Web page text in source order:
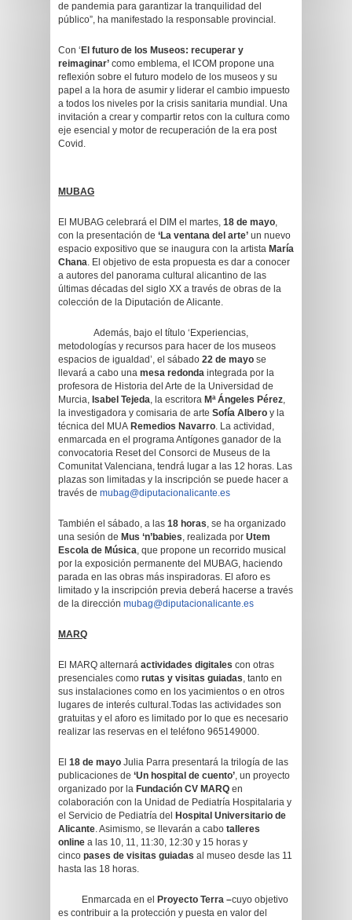
de pandemia para garantizar la tranquilidad del
público”, ha manifestado la responsable provincial.
Con ‘ El futuro de los Museos: recuperar y
reimaginar’ como emblema, el ICOM propone una
reflexión sobre el futuro modelo de los museos y su
papel a la hora de asumir y liderar el cambio impuesto
a todos los niveles por la crisis sanitaria mundial. Una
invitación a crear y compartir retos con la cultura como
eje esencial y motor de recuperación de la era post
Covid.
MUBAG
El MUBAG celebrará el DIM el martes, 18 de mayo,
con la presentación de ‘La ventana del arte’ un nuevo
espacio expositivo que se inaugura con la artista María
Chana. El objetivo de esta propuesta es dar a conocer
a autores del panorama cultural alicantino de las
últimas décadas del siglo XX a través de obras de la
colección de la Diputación de Alicante.
Además, bajo el título ‘Experiencias,
metodologías y recursos para hacer de los museos
espacios de igualdad’, el sábado 22 de mayo se
llevará a cabo una mesa redonda integrada por la
profesora de Historia del Arte de la Universidad de
Murcia, Isabel Tejeda, la escritora Mª Ángeles Pérez,
la investigadora y comisaria de arte Sofía Albero y la
técnica del MUA Remedios Navarro. La actividad,
enmarcada en el programa Antígones ganador de la
convocatoria Reset del Consorci de Museus de la
Comunitat Valenciana, tendrá lugar a las 12 horas. Las
plazas son limitadas y la inscripción se puede hacer a
través de mubag@diputacionalicante.es
También el sábado, a las 18 horas, se ha organizado
una sesión de Mus ‘n’babies, realizada por Utem
Escola de Música, que propone un recorrido musical
por la exposición permanente del MUBAG, haciendo
parada en las obras más inspiradoras. El aforo es
limitado y la inscripción previa deberá hacerse a través
de la dirección mubag@diputacionalicante.es
MARQ
El MARQ alternará actividades digitales con otras
presenciales como rutas y visitas guiadas, tanto en
sus instalaciones como en los yacimientos o en otros
lugares de interés cultural.Todas las actividades son
gratuitas y el aforo es limitado por lo que es necesario
realizar las reservas en el teléfono 965149000.
El 18 de mayo Julia Parra presentará la trilogía de las
publicaciones de ‘Un hospital de cuento’, un proyecto
organizado por la Fundación CV MARQ en
colaboración con la Unidad de Pediatría Hospitalaria y
el Servicio de Pediatría del
Hospital Universitario de
Alicante. Asimismo, se llevarán a cabo talleres
online a las 10, 11, 11:30, 12:30 y 15 horas y
cinco pases de visitas guiadas al museo desde las 11
hasta las 18 horas.
Enmarcada en el Proyecto Terra –cuyo objetivo
es contribuir a la protección y puesta en valor del